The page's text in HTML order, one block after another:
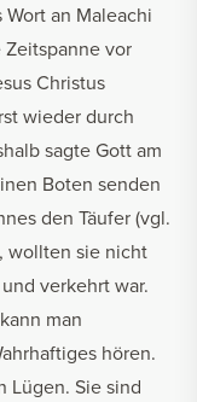
an Maleachi
vor
Christus
wieder durch
sagte Gott am
Boten senden
den Täufer (vgl.
wollten sie nicht
verkehrt war.
man
hören.
Lügen. Sie sind